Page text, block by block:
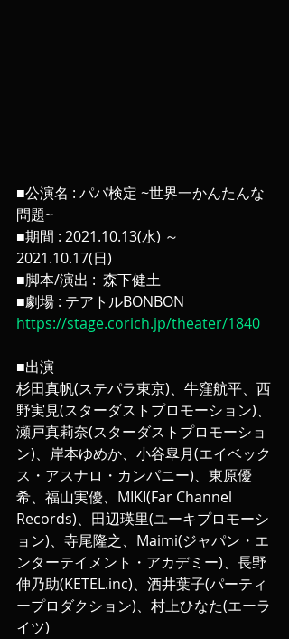
■公演名 : パパ検定 ~世界一かんたんな
問題~
■期間 : 2021.10.13(水) ～
2021.10.17(日)
■脚本/演出 :  森下健土
■劇場 : テアトルBONBON
https://stage.corich.jp/theater/1840
■出演
杉田真帆(ステパラ東京)、牛窪航平、西
野実見(スターダストプロモーション)、
瀬戸真莉奈(スターダストプロモーショ
ン)、岸本ゆめか、小谷皐月(エイベック
ス・アスナロ・カンパニー)、東原優
希、福山実優、MIKI(Far Channel
Records)、田辺瑛里(ユーキプロモーシ
ョン)、寺尾隆之、Maimi(ジャパン・エ
ンターテイメント・アカデミー)、長野
伸乃助(KETEL.inc)、酒井葉子(パーティ
ープロダクション)、村上ひなた(エーラ
イツ)